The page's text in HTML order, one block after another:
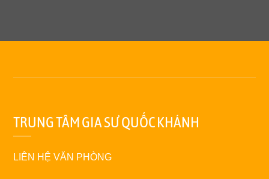
TRUNG TÂM GIA SƯ QUỐC KHÁNH
LIÊN HỆ VĂN PHÒNG